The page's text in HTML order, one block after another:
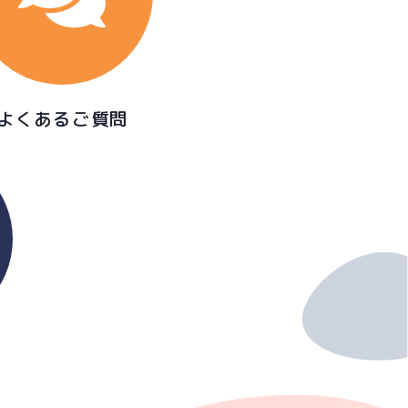
くあるご質問